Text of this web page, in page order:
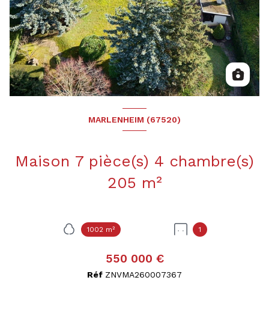
MARLENHEIM (67520)
Maison 7 pièce(s) 4 chambre(s)
205 m²
1002 m² 1
550 000 €
Réf ZNVMA260007367